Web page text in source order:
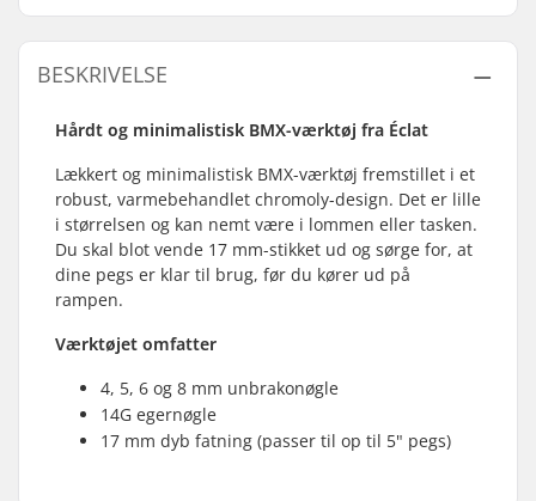
BESKRIVELSE
Hårdt og minimalistisk BMX-værktøj fra Éclat
Lækkert og minimalistisk BMX-værktøj fremstillet i et
robust, varmebehandlet chromoly-design. Det er lille
i størrelsen og kan nemt være i lommen eller tasken.
Du skal blot vende 17 mm-stikket ud og sørge for, at
dine pegs er klar til brug, før du kører ud på
rampen.
Værktøjet omfatter
4, 5, 6 og 8 mm unbrakonøgle
14G egernøgle
17 mm dyb fatning (passer til op til 5" pegs)